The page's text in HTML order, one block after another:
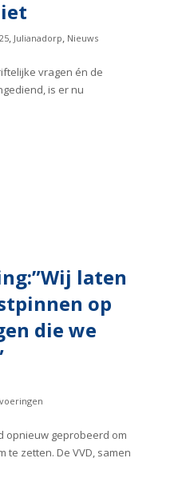
, Julianadorp, Nieuws
vragen én de
is er nu
laten
op
die we
opnieuw geprobeerd om
te zetten. De VVD, samen